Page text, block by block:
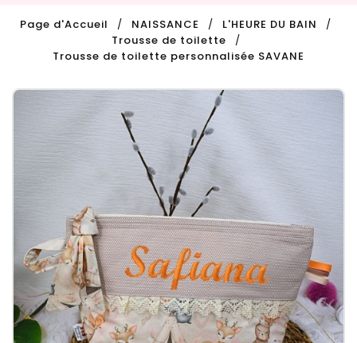
Page d'Accueil NAISSANCE
L'HEURE DU BAIN
Trousse de toilette
Trousse de toilette personnalisée SAVANE